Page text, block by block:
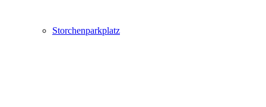
Storchenparkplatz